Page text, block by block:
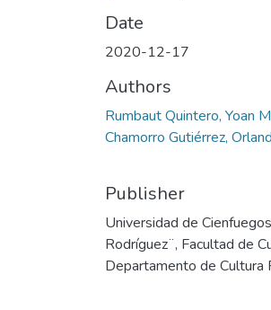
Date
2020-12-17
Authors
Rumbaut Quintero, Yoan
Chamorro Gutiérrez,
Publisher
Universidad de
Rodríguez¨, Facultad de
Departamento de Cultura